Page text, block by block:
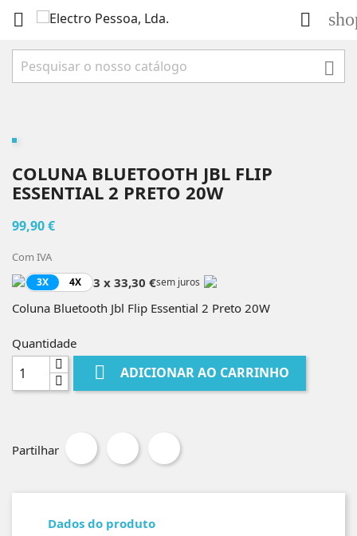
 

COLUNA BLUETOOTH JBL FLIP
ESSENTIAL 2 PRETO 20W
99,90 €
Com IVA
3X 4X 3 x 33,30 €sem juros
Coluna Bluetooth Jbl Flip Essential 2 Preto 20W
Quantidade
 ADICIONAR AO CARRINHO
Partilhar
Dados do produto